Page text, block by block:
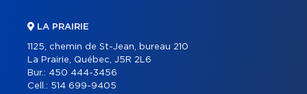
LA PRAIRIE
1125, chemin de St-Jean, bureau 210
La Prairie, Québec, J5R 2L6
Bur.: 450 444-3456
Cell.: 514 699-9405